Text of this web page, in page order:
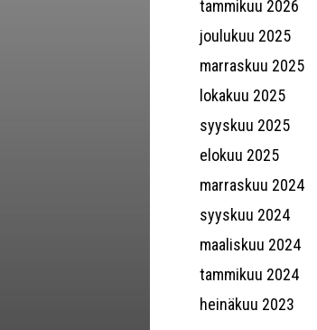
tammikuu 2026
joulukuu 2025
marraskuu 2025
lokakuu 2025
syyskuu 2025
elokuu 2025
marraskuu 2024
syyskuu 2024
maaliskuu 2024
tammikuu 2024
heinäkuu 2023